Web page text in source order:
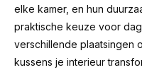
elke kamer, en hun
praktische keuze voor
verschillende plaatsingen
kussens je interieur